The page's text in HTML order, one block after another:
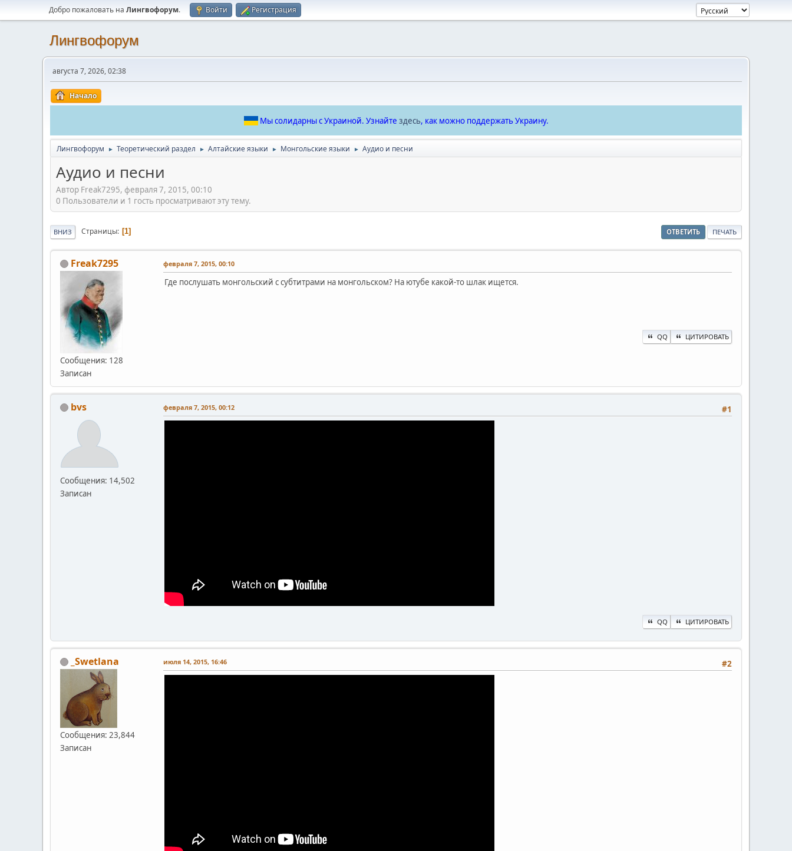
Добро пожаловать на Лингвофорум. Войти Регистрация
Лингвофорум
августа 7, 2026, 02:38
Начало
Мы солидарны с Украиной. Узнайте здесь, как можно поддержать Украину.
Лингвофорум ► Теоретический раздел ► Алтайские языки ► Монгольские языки ► Аудио и песни
Аудио и песни
Автор Freak7295, февраля 7, 2015, 00:10
0 Пользователи и 1 гость просматривают эту тему.
ОТВЕТИТЬ ПЕЧАТЬ
ВНИЗ Страницы 1
Freak7295
Сообщения: 128
Записан
февраля 7, 2015, 00:10
Где послушать монгольский с субтитрами на монгольском? На ютубе какой-то шлак ищется.
QQ ЦИТИРОВАТЬ
bvs
Сообщения: 14,502
Записан
#1
февраля 7, 2015, 00:12
QQ ЦИТИРОВАТЬ
_Swetlana
Сообщения: 23,844
Записан
#2
июля 14, 2015, 16:46